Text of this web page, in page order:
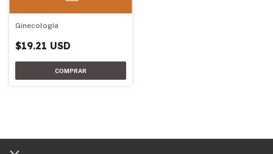
Ginecología
$19.21 USD